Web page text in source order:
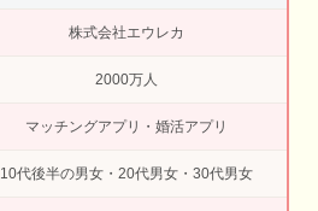
株式会社エウレカ
2000万人
マッチングアプリ・婚活アプリ
10代後半の男女・20代男女・30代男女